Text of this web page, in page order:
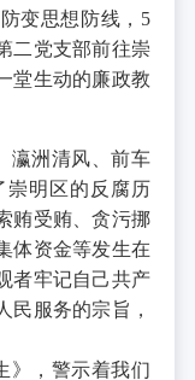
变思想防线，5
二党支部前往崇
堂生动的廉政教
洲清风、前车
崇明区的反腐历
贿受贿、贪污挪
体资金等发生在
者牢记自己共产
民服务的宗旨，
，警示着我们